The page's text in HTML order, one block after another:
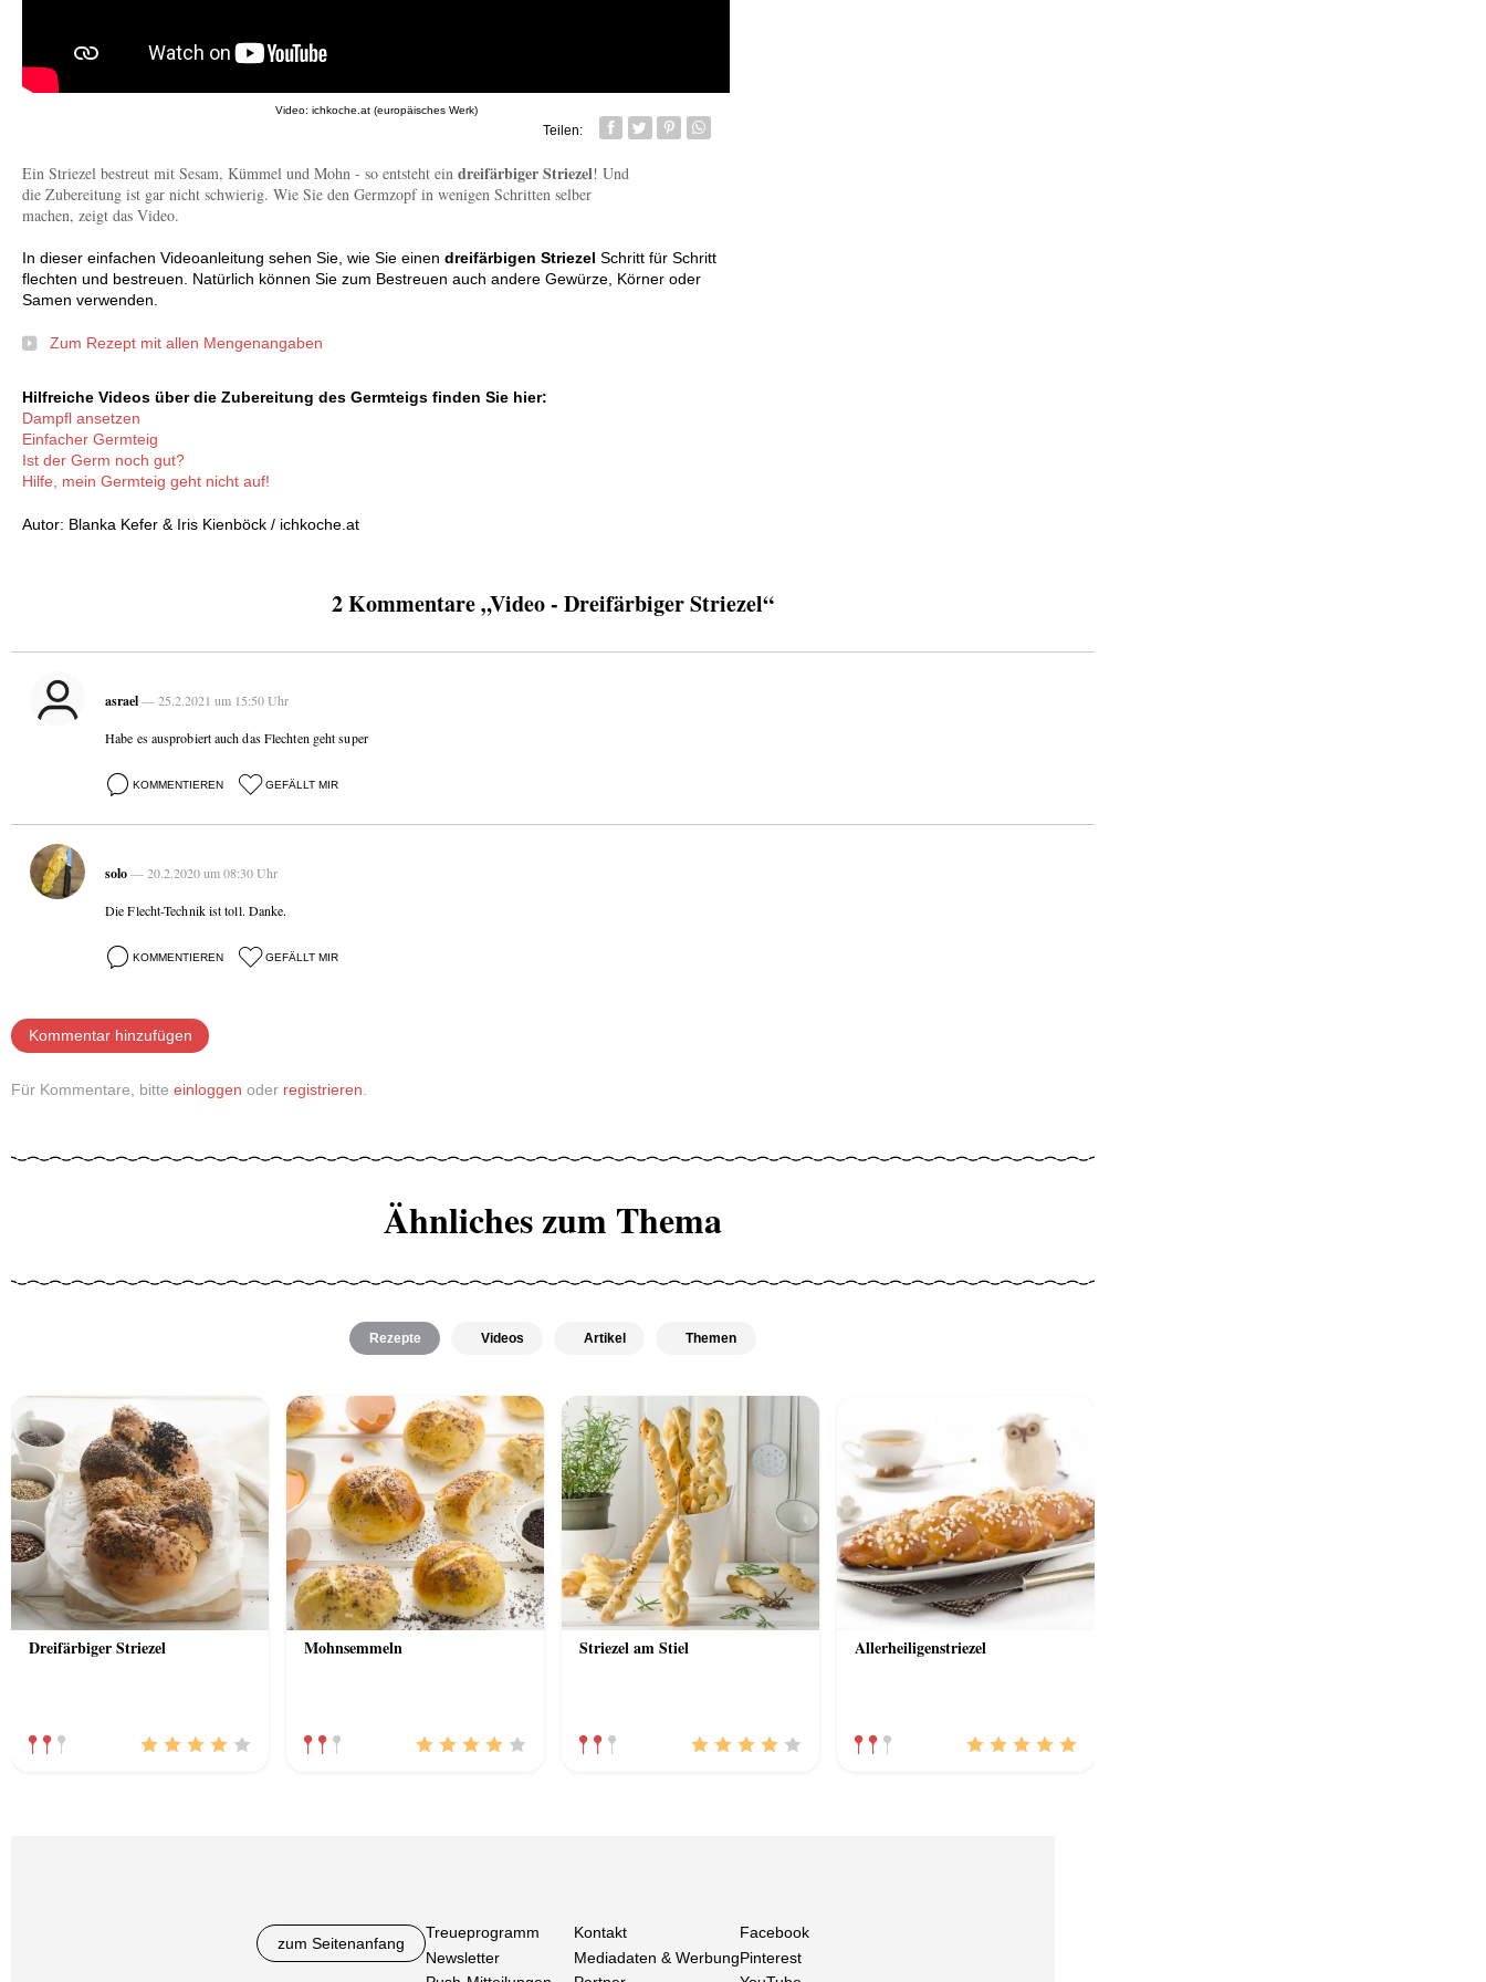
Video: ichkoche.at (europäisches Werk)
Teilen:
Facebook
TwitterPin itWhatsapp senden
Ein Striezel bestreut mit Sesam, Kümmel und Mohn - so entsteht ein dreifärbiger Striezel! Und
die Zubereitung ist gar nicht schwierig. Wie Sie den Germzopf in wenigen Schritten selber
machen, zeigt das Video.
In dieser einfachen Videoanleitung sehen Sie, wie Sie einen dreifärbigen Striezel Schritt für Schritt
flechten und bestreuen. Natürlich können Sie zum Bestreuen auch andere Gewürze, Körner oder
Samen verwenden.
Zum Rezept mit allen Mengenangaben
Hilfreiche Videos über die Zubereitung des Germteigs finden Sie hier:
Dampfl ansetzen
Einfacher Germteig
Ist der Germ noch gut?
Hilfe, mein Germteig geht nicht auf!
Autor: Blanka Kefer & Iris Kienböck / ichkoche.at
2 Kommentare „Video - Dreifärbiger Striezel“
asrael— 25.2.2021 um 15:50 Uhr
Habe es ausprobiert auch das Flechten geht super
KOMMENTIEREN GEFÄLLT MIR
solo— 20.2.2020 um 08:30 Uhr
Die Flecht-Technik ist toll. Danke.
KOMMENTIEREN GEFÄLLT MIR
Kommentar hinzufügen
Für Kommentare, bitte einloggen oder registrieren
Ähnliches zum Thema
Rezepte Videos Artikel Themen
Dreifärbiger Striezel Mohnsemmeln Striezel am Stiel Allerheiligenstriezel
zum Seitenanfang
Treueprogramm
Newsletter
Kontakt
Mediadaten & Werbung
Facebook
Pinterest